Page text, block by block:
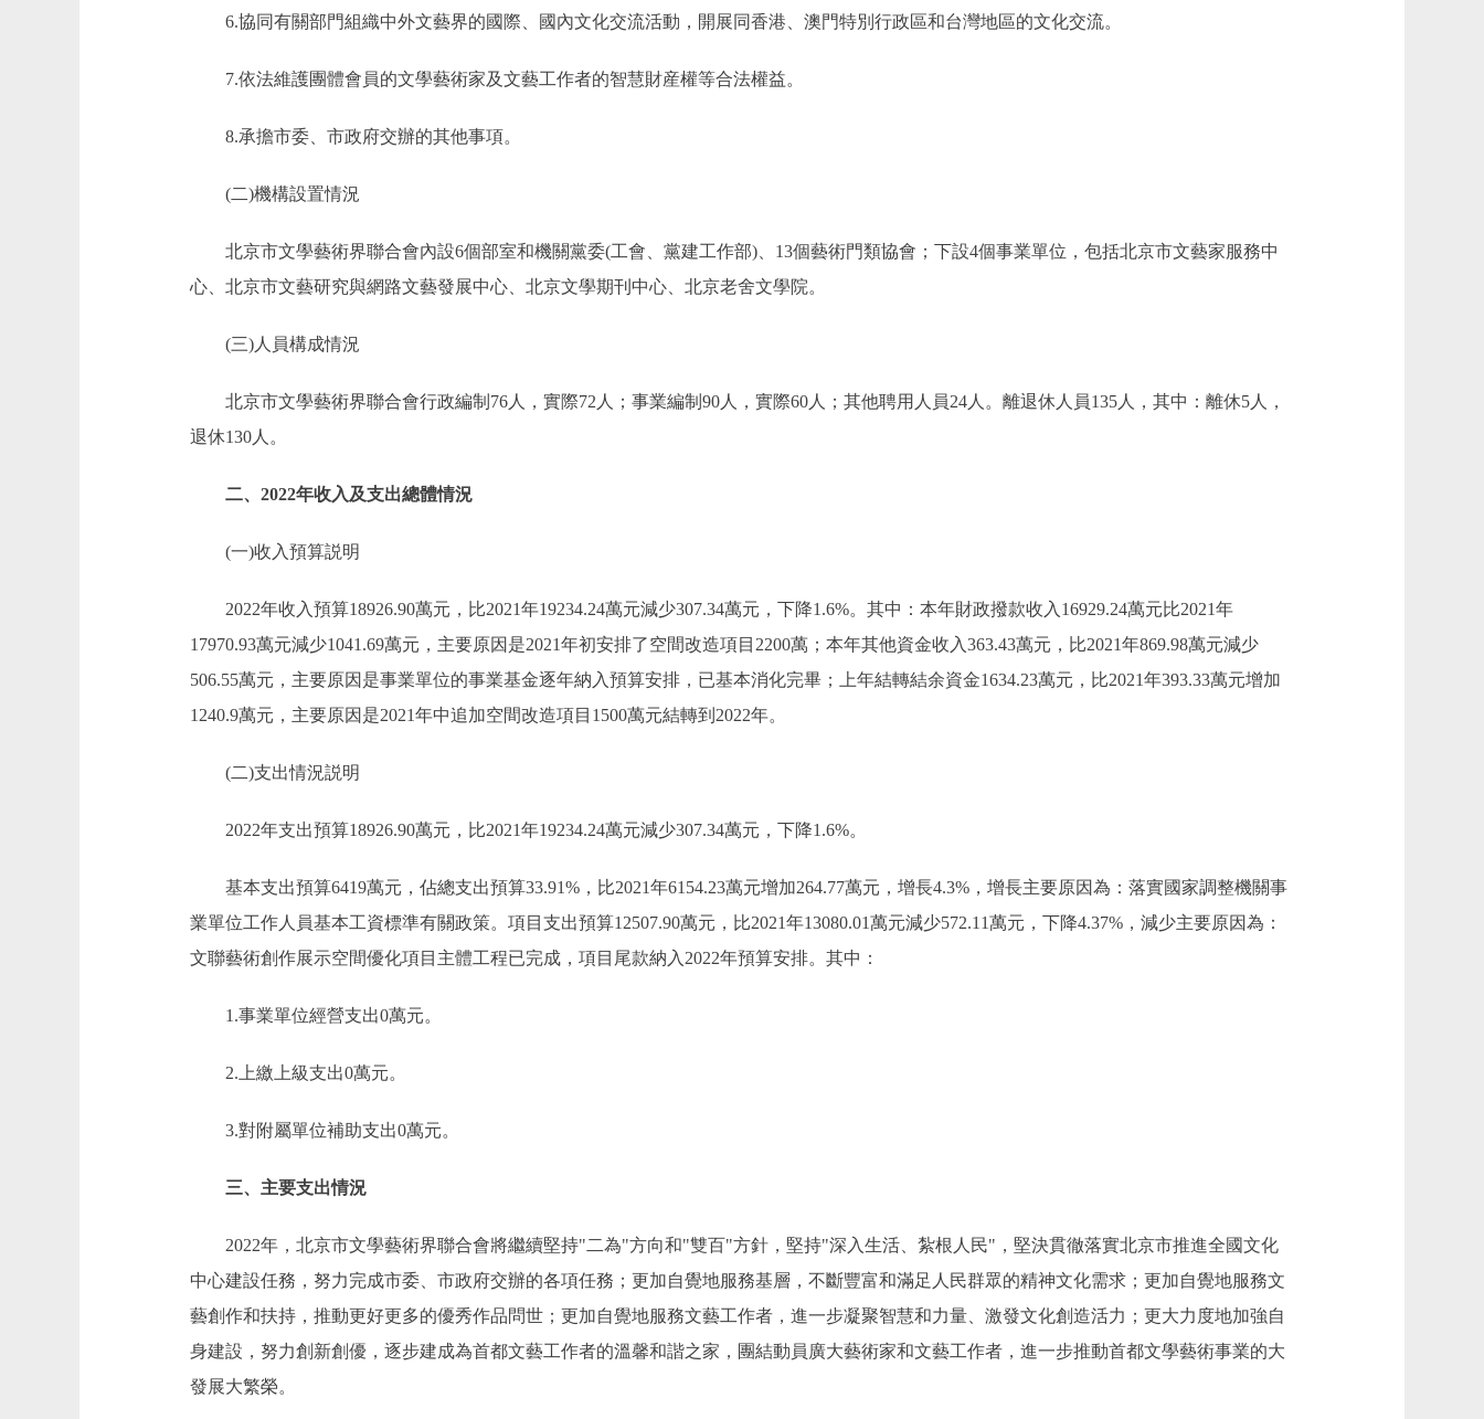
6.協同有關部門組織中外文藝界的國際、國內文化交流活動，開展同香港、澳門特別行政區和台灣地區的文化交流。
7.依法維護團體會員的文學藝術家及文藝工作者的智慧財産權等合法權益。
8.承擔市委、市政府交辦的其他事項。
(二)機構設置情況
北京市文學藝術界聯合會內設6個部室和機關黨委(工會、黨建工作部)、13個藝術門類協會；下設4個事業單位，包括北京市文藝家服務中
心、北京市文藝研究與網路文藝發展中心、北京文學期刊中心、北京老舍文學院。
(三)人員構成情況
北京市文學藝術界聯合會行政編制76人，實際72人；事業編制90人，實際60人；其他聘用人員24人。離退休人員135人，其中：離休5人，
退休130人。
二、2022年收入及支出總體情況
(一)收入預算説明
2022年收入預算18926.90萬元，比2021年19234.24萬元減少307.34萬元，下降1.6%。其中：本年財政撥款收入16929.24萬元比2021年
17970.93萬元減少1041.69萬元，主要原因是2021年初安排了空間改造項目2200萬；本年其他資金收入363.43萬元，比2021年869.98萬元減少
506.55萬元，主要原因是事業單位的事業基金逐年納入預算安排，已基本消化完畢；上年結轉結余資金1634.23萬元，比2021年393.33萬元增加
1240.9萬元，主要原因是2021年中追加空間改造項目1500萬元結轉到2022年。
(二)支出情況説明
2022年支出預算18926.90萬元，比2021年19234.24萬元減少307.34萬元，下降1.6%。
基本支出預算6419萬元，佔總支出預算33.91%，比2021年6154.23萬元增加264.77萬元，增長4.3%，增長主要原因為：落實國家調整機關事
業單位工作人員基本工資標準有關政策。項目支出預算12507.90萬元，比2021年13080.01萬元減少572.11萬元，下降4.37%，減少主要原因為：
文聯藝術創作展示空間優化項目主體工程已完成，項目尾款納入2022年預算安排。其中：
1.事業單位經營支出0萬元。
2.上繳上級支出0萬元。
3.對附屬單位補助支出0萬元。
三、主要支出情況
2022年，北京市文學藝術界聯合會將繼續堅持"二為"方向和"雙百"方針，堅持"深入生活、紮根人民"，堅決貫徹落實北京市推進全國文化
中心建設任務，努力完成市委、市政府交辦的各項任務；更加自覺地服務基層，不斷豐富和滿足人民群眾的精神文化需求；更加自覺地服務文
藝創作和扶持，推動更好更多的優秀作品問世；更加自覺地服務文藝工作者，進一步凝聚智慧和力量、激發文化創造活力；更大力度地加強自
身建設，努力創新創優，逐步建成為首都文藝工作者的溫馨和諧之家，團結動員廣大藝術家和文藝工作者，進一步推動首都文學藝術事業的大
發展大繁榮。